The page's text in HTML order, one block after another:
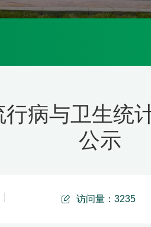
病与卫生统
公示
访问量： 3235